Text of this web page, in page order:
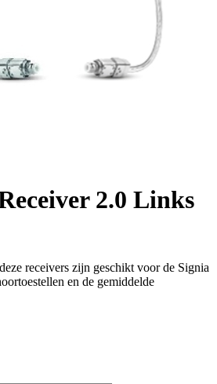
2.0 Links
receivers zijn geschikt voor de Signia
en de gemiddelde